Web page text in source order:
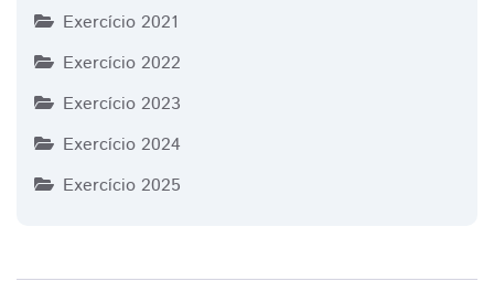
Exercício 2021
Exercício 2022
Exercício 2023
Exercício 2024
Exercício 2025